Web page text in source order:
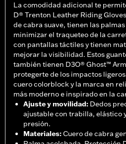
La comodidad adicional te
D® Trenton Leather Riding
de cabra suave, tienen las
minimizar el traqueteo de la
con pantallas táctiles y tienen
mejorar la visibilidad. Estos
también tienen D3O® Ghost™
protegerte de los impactos
cuero colorblock y la marca en
más moderno e inspirado en la
Ajuste y movilidad: Dedos
ajustable con trabilla, elástico
presión.
Materiales:Cuero de cabra